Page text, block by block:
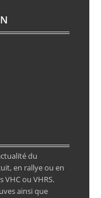
du
en rallye ou en
ou VHRS.
ainsi que